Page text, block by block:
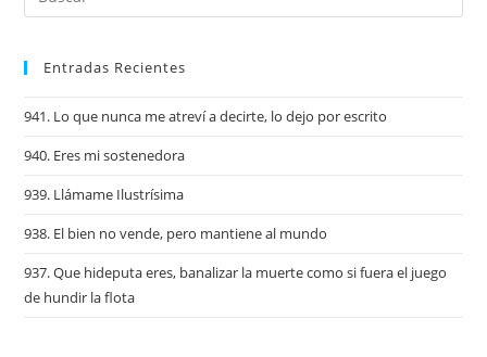
Entradas Recientes
941. Lo que nunca me atreví a decirte, lo dejo por escrito
940. Eres mi sostenedora
939. Llámame Ilustrísima
938. El bien no vende, pero mantiene al mundo
937. Que hideputa eres, banalizar la muerte como si fuera el juego
de hundir la flota